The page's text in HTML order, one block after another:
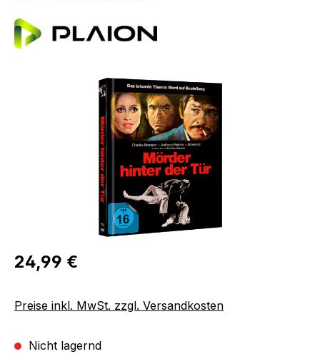
Bildergalerie überspringen
Regulärer Preis:
24,99 €
Preise inkl. MwSt. zzgl. Versandkosten
Nicht lagernd